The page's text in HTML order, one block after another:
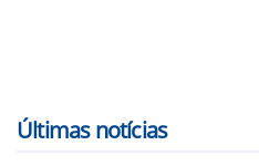
Últimas notícias